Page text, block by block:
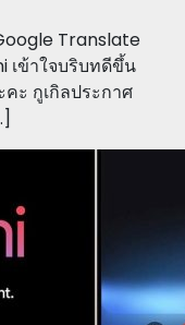
Translate
เข้าใจบริบทดีขึ้น
ะ กูเกิลประกาศ